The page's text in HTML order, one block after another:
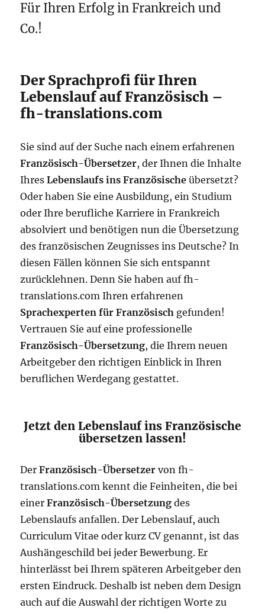
Für Ihren Erfolg in Frankreich und
Co.!
Der Sprachprofi für Ihren
Lebenslauf auf Französisch –
fh-translations.com
Sie sind auf der Suche nach einem erfahrenen
Französisch-Übersetzer, der Ihnen die Inhalte
IhresLebenslaufs ins Französische übersetzt?
Oder haben Sie eine Ausbildung, ein Studium
oder Ihre berufliche Karriere in Frankreich
absolviert und benötigen nun die Übersetzung
des französischen Zeugnisses ins Deutsche? In
diesen Fällen können Sie sich entspannt
zurücklehnen. Denn Sie haben auf fh-
translations.com Ihren erfahrenen
Sprachexperten für Französisch gefunden!
Vertrauen Sie auf eine professionelle
Französisch-Übersetzung, die Ihrem neuen
Arbeitgeber den richtigen Einblick in Ihren
beruflichen Werdegang gestattet.
Jetzt den Lebenslauf ins Französische
übersetzen lassen!
DerFranzösisch-Übersetzer von fh-
translations.com kennt die Feinheiten, die bei
einerFranzösisch-Übersetzung des
Lebenslaufs anfallen. Der Lebenslauf, auch
Curriculum Vitae oder kurz CV genannt, ist das
Aushängeschild bei jeder Bewerbung. Er
hinterlässt bei Ihrem späteren Arbeitgeber den
ersten Eindruck. Deshalb ist neben dem Design
auch auf die Auswahl der richtigen Worte zu